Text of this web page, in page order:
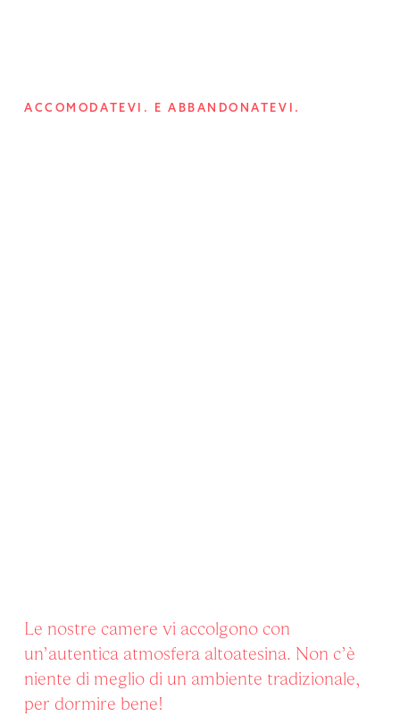
ACCOMODATEVI. E ABBANDONATEVI.
Le nostre camere vi accolgono con
un’autentica atmosfera altoatesina. Non c’è
niente di meglio di un ambiente tradizionale,
per dormire bene!